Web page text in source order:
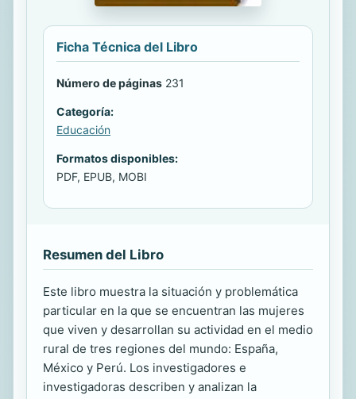
Ficha Técnica del Libro
Número de páginas 231
Categoría:
Educación
Formatos disponibles:
PDF, EPUB, MOBI
Resumen del Libro
Este libro muestra la situación y problemática
particular en la que se encuentran las mujeres
que viven y desarrollan su actividad en el medio
rural de tres regiones del mundo: España,
México y Perú. Los investigadores e
investigadoras describen y analizan la